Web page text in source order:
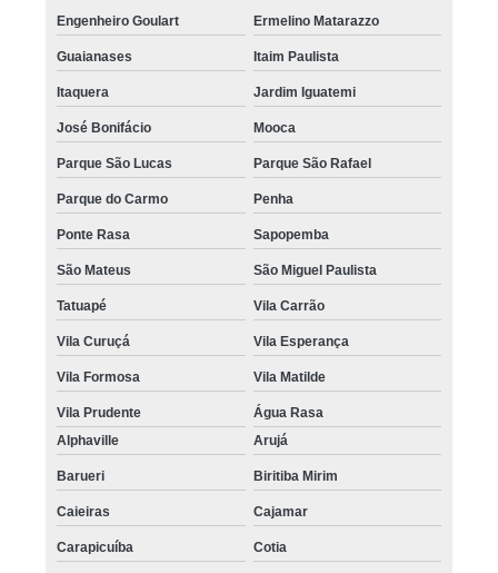
Engenheiro Goulart Ermelino Matarazzo
Guaianases Itaim Paulista
Itaquera Jardim Iguatemi
José Bonifácio Mooca
Parque São Lucas Parque São Rafael
Parque do Carmo Penha
Ponte Rasa Sapopemba
São Mateus São Miguel Paulista
Tatuapé Vila Carrão
Vila Curuçá Vila Esperança
Vila Formosa Vila Matilde
Vila Prudente
Água Rasa
Alphaville
Arujá
Barueri Biritiba Mirim
Caieiras Cajamar
Carapicuíba Cotia